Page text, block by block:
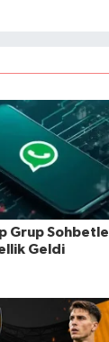
Grup
Geldi